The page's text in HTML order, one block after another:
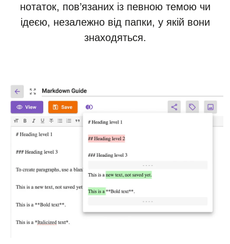
нотаток, пов’язаних із певною темою чи
ідеєю, незалежно від папки, у якій вони
знаходяться.